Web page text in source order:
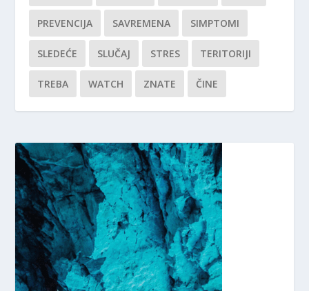
PREVENCIJA SAVREMENA SIMPTOMI
SLEDEĆE SLUČAJ STRES TERITORIJI
TREBA WATCH ZNATE ČINE